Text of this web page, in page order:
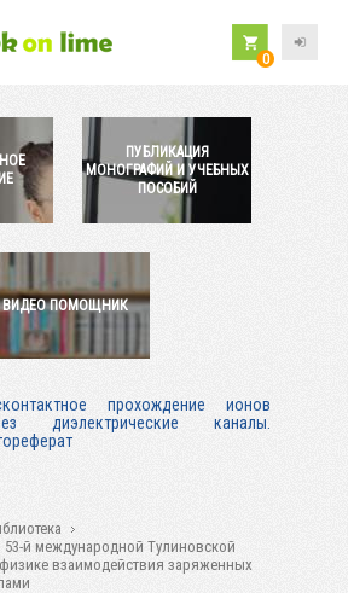
0
ПУБЛИКАЦИЯ
МОНОГРАФИЙ И УЧЕБНЫХ
ПОСОБИЙ
ВИДЕО ПОМОЩНИК
прохождение ионов
диэлектрические каналы.
й международной Тулиновской
взаимодействия заряженных